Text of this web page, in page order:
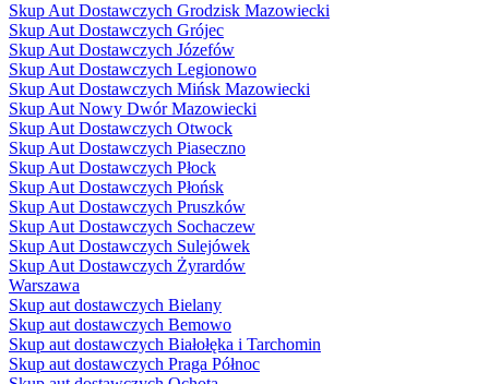
Skup Aut Dostawczych Grodzisk Mazowiecki
Skup Aut Dostawczych Grójec
Skup Aut Dostawczych Józefów
Skup Aut Dostawczych Legionowo
Skup Aut Dostawczych Mińsk Mazowiecki
Skup Aut Nowy Dwór Mazowiecki
Skup Aut Dostawczych Otwock
Skup Aut Dostawczych Piaseczno
Skup Aut Dostawczych Płock
Skup Aut Dostawczych Płońsk
Skup Aut Dostawczych Pruszków
Skup Aut Dostawczych Sochaczew
Skup Aut Dostawczych Sulejówek
Skup Aut Dostawczych Żyrardów
Warszawa
Skup aut dostawczych Bielany
Skup aut dostawczych Bemowo
Skup aut dostawczych Białołęka i Tarchomin
Skup aut dostawczych Praga Północ